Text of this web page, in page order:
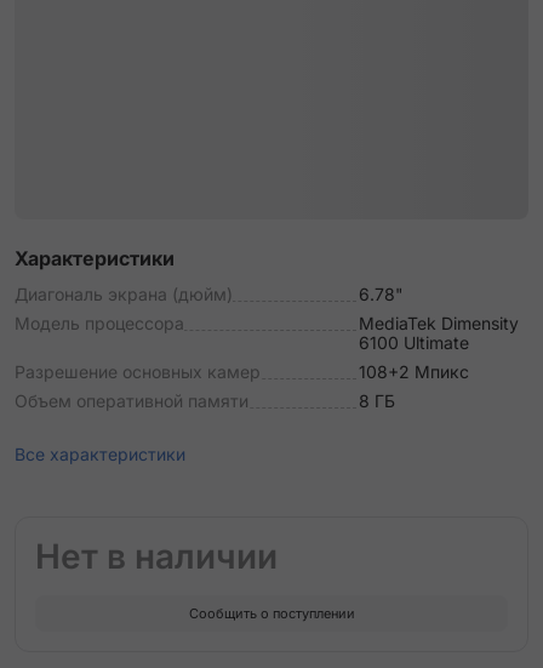
Характеристики
Диагональ экрана (дюйм)
6.78"
Модель процессора
MediaTek Dimensity
6100 Ultimate
Разрешение основных камер
108+2 Мпикс
Объем оперативной памяти
8 ГБ
Все характеристики
Нет в наличии
Сообщить о поступлении